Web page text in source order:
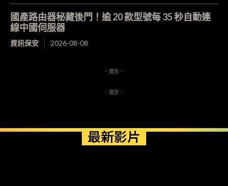
國產路由器秘藏後門！逾 20 款型號每 35 秒自動連
線中國伺服器
資訊保安 2026-08-08
- 廣告 -
- 廣告 -
最新影片